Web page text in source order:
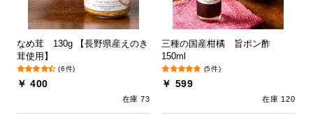
なめ茸 130g 【長野県産えのき
茸使用】
(6件)
￥ 400
在庫 73
三種の国産柑橘 旨ポン酢
150ml
(5件)
￥ 599
在庫 120